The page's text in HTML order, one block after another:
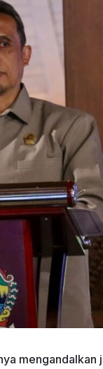
mengandalkan